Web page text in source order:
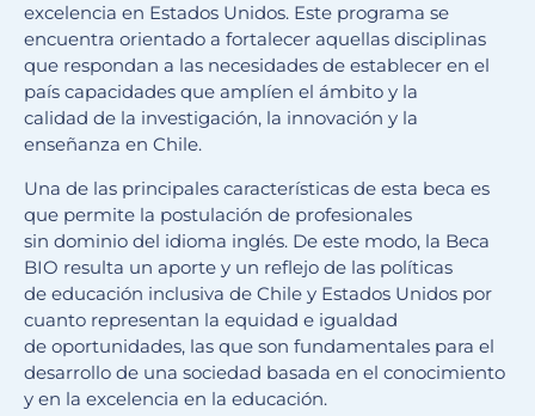
excelencia en Estados Unidos. Este programa se
encuentra orientado a fortalecer aquellas disciplinas
que respondan a las necesidades de establecer en el
país capacidades que amplíen el ámbito y la
calidad de la investigación, la innovación y la
enseñanza en Chile.
Una de las principales características de esta beca es
que permite la postulación de profesionales
sin dominio del idioma inglés. De este modo, la Beca
BIO resulta un aporte y un reflejo de las políticas
de educación inclusiva de Chile y Estados Unidos por
cuanto representan la equidad e igualdad
de oportunidades, las que son fundamentales para el
desarrollo de una sociedad basada en el conocimiento
y en la excelencia en la educación.